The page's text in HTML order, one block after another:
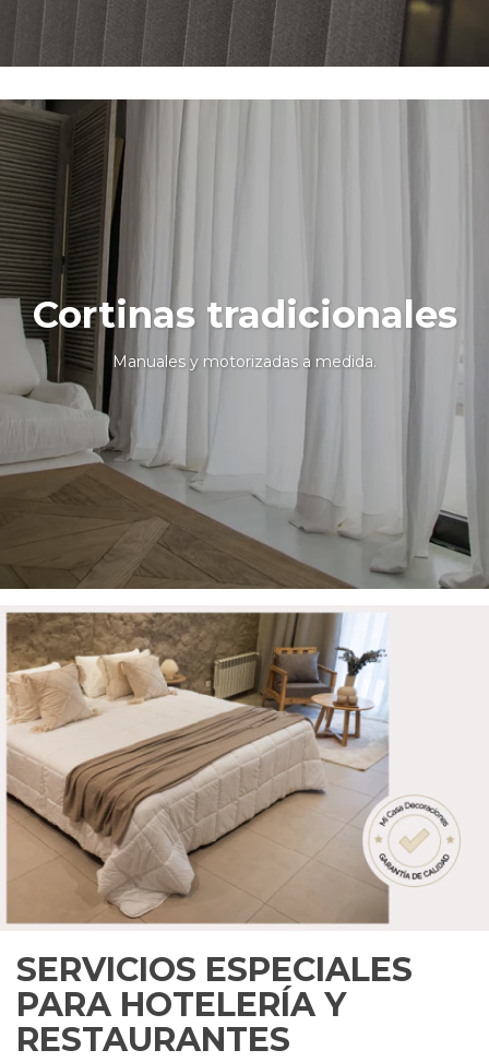
Cortinas tradicionales
Manuales y motorizadas a medida.
SERVICIOS ESPECIALES
PARA HOTELERÍA Y
RESTAURANTES